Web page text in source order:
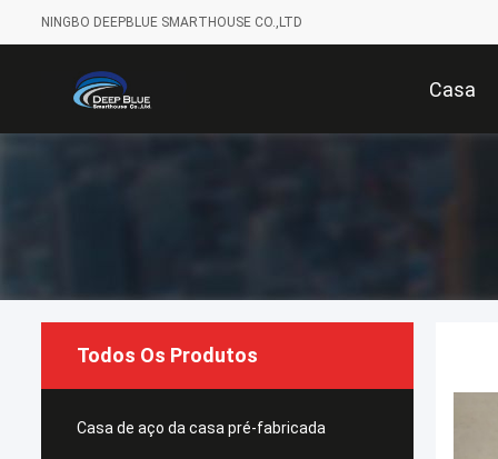
NINGBO DEEPBLUE SMARTHOUSE CO.,LTD
Casa
Todos Os Produtos
Casa de aço da casa pré-fabricada